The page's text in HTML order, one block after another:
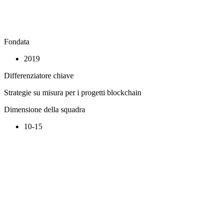
Fondata
2019
Differenziatore chiave
Strategie su misura per i progetti blockchain
Dimensione della squadra
10-15